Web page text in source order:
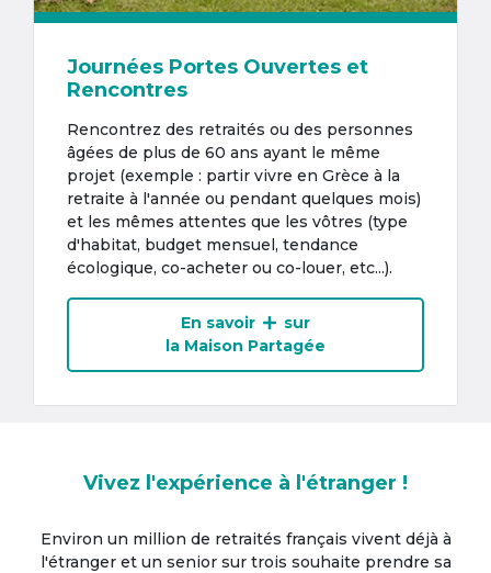
Journées Portes Ouvertes et
Rencontres
Rencontrez des retraités ou des personnes
âgées de plus de 60 ans ayant le même
projet (exemple : partir vivre en Grèce à la
retraite à l'année ou pendant quelques mois)
et les mêmes attentes que les vôtres (type
d'habitat, budget mensuel, tendance
écologique, co-acheter ou co-louer, etc...).
En savoir
sur
la Maison Partagée
Vivez l'expérience à l'étranger !
Environ un million de retraités français vivent déjà à
l'étrangeret un senior sur trois souhaite prendre sa